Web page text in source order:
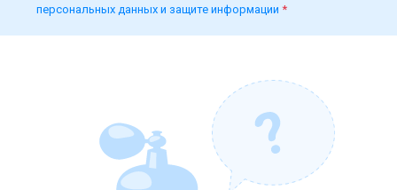
персональных данных и защите информации *